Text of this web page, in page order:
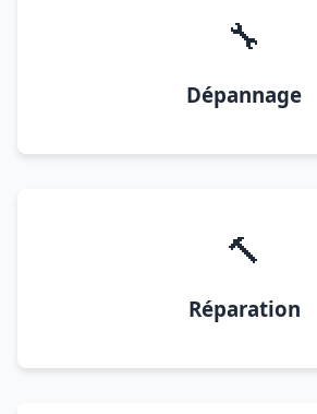
🔧
Dépannage
🔨
Réparation